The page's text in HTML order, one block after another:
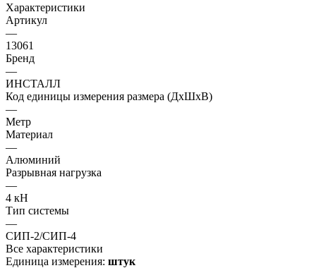
Характеристики
Артикул
—
13061
Бренд
—
ИНСТАЛЛ
Код единицы измерения размера (ДхШхВ)
—
Метр
Материал
—
Алюминий
Разрывная нагрузка
—
4 кН
Тип системы
—
СИП-2/СИП-4
Все характеристики
Единица измерения: штук